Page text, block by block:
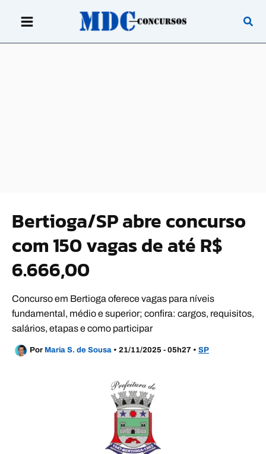
Bertioga/SP abre concurso
com 150 vagas de até R$
6.666,00
Concurso em Bertioga oferece vagas para níveis
fundamental, médio e superior; confira: cargos, requisitos,
salários, etapas e como participar
Por Maria S. de Sousa • 21/11/2025 - 05h27 • SP